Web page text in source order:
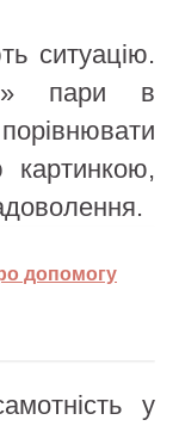
ситуацію.
пари в
картинкою,
допомогу
у